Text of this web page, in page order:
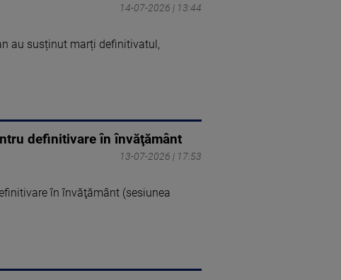
14-07-2026 | 13:44
au susținut marți definitivatul,
definitivare în învăţământ
13-07-2026 | 17:53
în învăţământ (sesiunea